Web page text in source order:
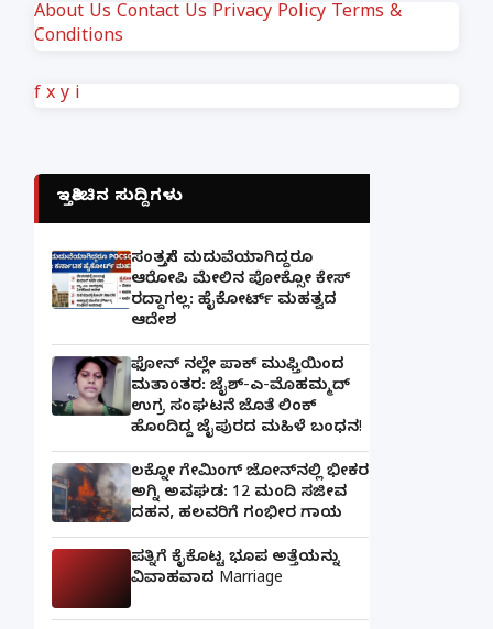
About Us Contact Us Privacy Policy Terms &
Conditions
f x y i
ಇತ್ತೀಚಿನ ಸುದ್ದಿಗಳು
ಸಂತ್ರಸ್ತೆಗೆ ಮದುವೆಯಾಗಿದ್ದರೂ
ಆರೋಪಿ ಮೇಲಿನ ಪೋಕ್ಸೋ ಕೇಸ್
ರದ್ದಾಗಲ್ಲ: ಹೈಕೋರ್ಟ್ ಮಹತ್ವದ
ಆದೇಶ
ಫೋನ್ ನಲ್ಲೇ ಪಾಕ್ ಮುಫ್ತಿಯಿಂದ
ಮತಾಂತರ: ಜೈಶ್-ಎ-ಮೊಹಮ್ಮದ್
ಉಗ್ರ ಸಂಘಟನೆ ಜೊತೆ ಲಿಂಕ್
ಹೊಂದಿದ್ದ ಜೈಪುರದ ಮಹಿಳೆ ಬಂಧನ!
ಲಕ್ನೋ ಗೇಮಿಂಗ್ ಜೋನ್‌ನಲ್ಲಿ ಭೀಕರ
ಅಗ್ನಿ ಅವಘಡ: 12 ಮಂದಿ ಸಜೀವ
ದಹನ, ಹಲವರಿಗೆ ಗಂಭೀರ ಗಾಯ
ಪತ್ನಿಗೆ ಕೈಕೊಟ್ಟ ಭೂಪ ಅತ್ತೆಯನ್ನು
ವಿವಾಹವಾದ Marriage